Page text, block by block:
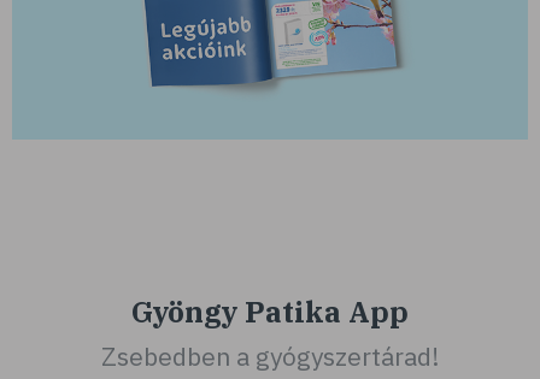
Gyöngy Patika App
Zsebedben a gyógyszertárad!